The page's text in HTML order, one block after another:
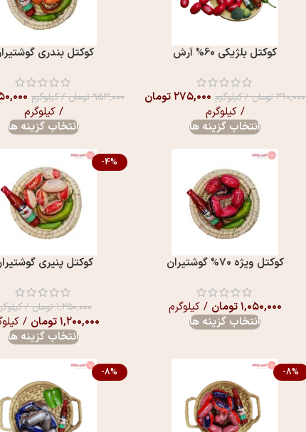
کوکتل بلژيکی 60% آرش
۳۱۰,۰۰۰تومان/ کیلوگرم ۲۷۵,۰۰۰تومان
/ کیلوگرم
انتخاب گزینه ها
کوکتل بندری
۹۵۳,۰۰۰تومان/ کیلوگرم
/ کیلوگرم
انتخاب گزینه ها
کوکتل ویژه 70% گوشتیران
۱,۰۵۰,۰۰۰تومان / کیلوگرم
انتخاب گزینه ها
-4%
کوکتل پنيری
۱,۲۵۰,۰۰۰تومان/
۱,۲۰۰,۰۰۰تومان /
انتخاب گزینه ها
-8%
-8%